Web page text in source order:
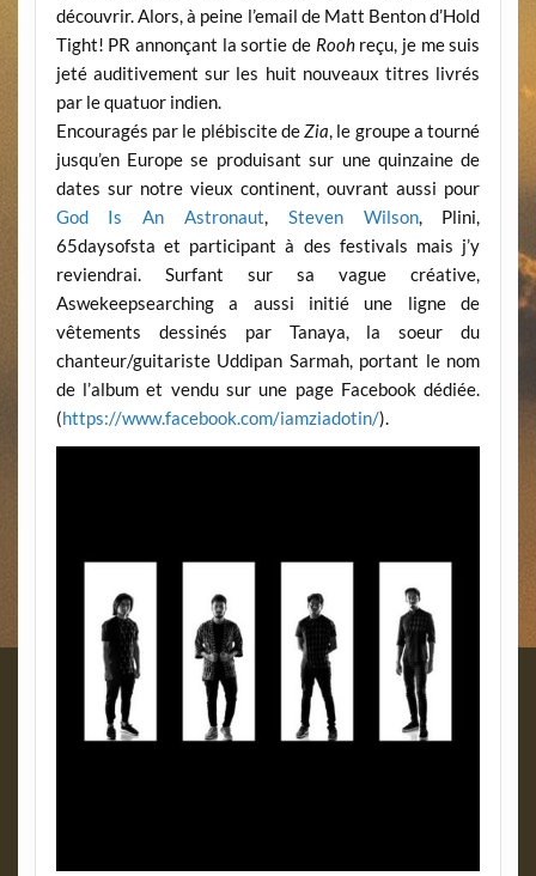
découvrir. Alors, à peine l’email de Matt Benton d’Hold
Tight! PR annonçant la sortie de Roohreçu, je me suis
jeté auditivement sur les huit nouveaux titres livrés
par le quatuor indien.
Encouragés par le plébiscite deZia, le groupe a tourné
jusqu’en Europe se produisant sur une quinzaine de
dates sur notre vieux continent, ouvrant aussi pour
God Is An Astronaut, Steven Wilson, Plini,
65daysofsta et participant à des festivals mais j’y
reviendrai. Surfant sur sa vague créative,
Aswekeepsearching a aussi initié une ligne de
vêtements dessinés par Tanaya, la soeur du
chanteur/guitariste Uddipan Sarmah, portant le nom
de l’album et vendu sur une page Facebook dédiée.
(https://www.facebook.com/iamziadotin/).